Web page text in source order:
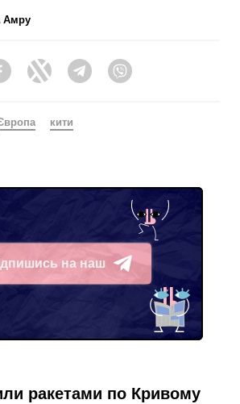
Амру
FacebookTwitter Telegram
кити
на наш
ракетами по Кривому